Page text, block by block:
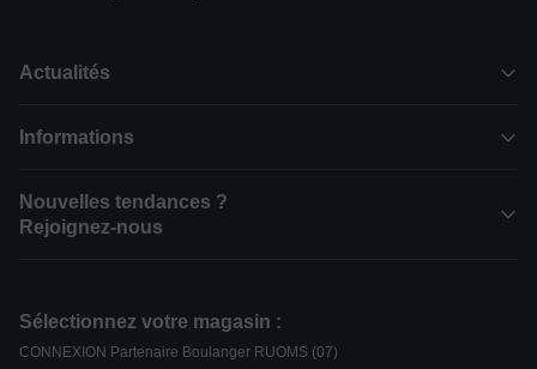
Actualités
Informations
Nouvelles tendances ?
Rejoignez-nous
Sélectionnez votre magasin :
CONNEXION Partenaire Boulanger RUOMS (07)